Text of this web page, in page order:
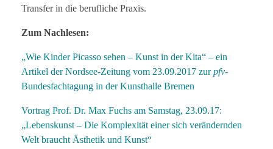
Transfer in die berufliche Praxis.
Zum Nachlesen:
„Wie Kinder Picasso sehen – Kunst in der Kita“ – ein
Artikel der Nordsee-Zeitung vom 23.09.2017 zurpfv-
Bundesfachtagung in der Kunsthalle Bremen
Vortrag Prof. Dr. Max Fuchs am Samstag, 23.09.17:
„Lebenskunst – Die Komplexität einer sich verändernden
Welt braucht Ästhetik und Kunst“